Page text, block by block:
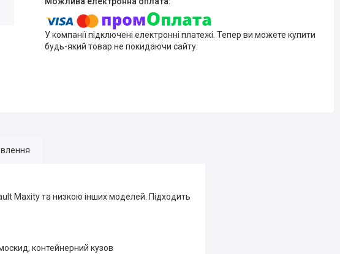
У компанії підключені електронні платежі. Тепер ви можете купити
будь-який товар не покидаючи сайту.
Maxity та низкою інших моделей. Підходить
контейнерний кузов